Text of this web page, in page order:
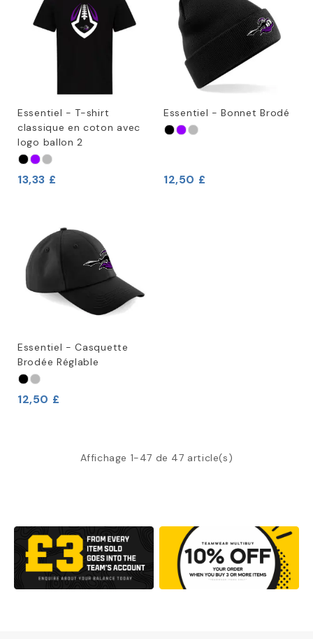
Essentiel - T-shirt
classique en coton avec
logo ballon 2
13,33 £
Essentiel - Bonnet Brodé
12,50 £
Essentiel - Casquette
Brodée Réglable
12,50 £
Affichage 1-47 de 47 article(s)